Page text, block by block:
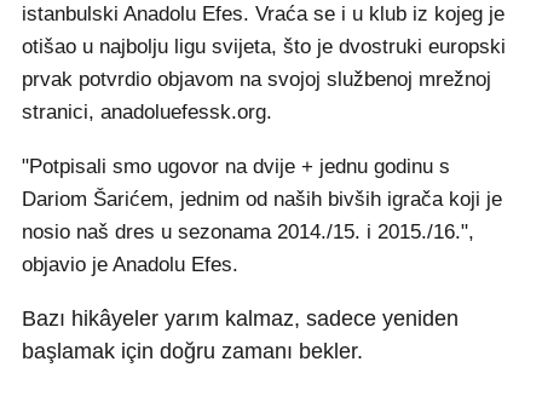
istanbulski Anadolu Efes. Vraća se i u klub iz kojeg je
otišao u najbolju ligu svijeta, što je dvostruki europski
prvak potvrdio objavom na svojoj službenoj mrežnoj
stranici, anadoluefessk.org.
"Potpisali smo ugovor na dvije + jednu godinu s
Dariom Šarićem, jednim od naših bivših igrača koji je
nosio naš dres u sezonama 2014./15. i 2015./16.",
objavio je Anadolu Efes.
Bazı hikâyeler yarım kalmaz, sadece yeniden
başlamak için doğru zamanı bekler.